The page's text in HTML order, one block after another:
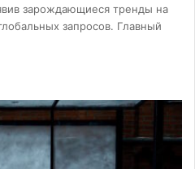
зарождающиеся тренды на
запросов. Главный